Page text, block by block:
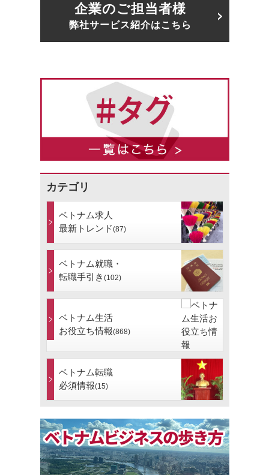
企業のご担当者様
弊社サービス紹介はこちら
カテゴリ
ベトナム求人
最新トレンド(87)
ベトナム就職・
転職手引き (102)
ベトナム生活
お役立ち情報(868)
ベトナム転職
必須情報(15)